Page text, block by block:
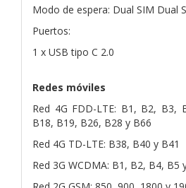
Modo de espera: Dual SIM Dual
Puertos:
1 x USB tipo C 2.0
Redes móviles
Red 4G FDD-LTE: B1, B2, B3,
B18, B19, B26, B28 y B66
Red 4G TD-LTE: B38, B40 y B41
Red 3G WCDMA: B1, B2, B4, B5